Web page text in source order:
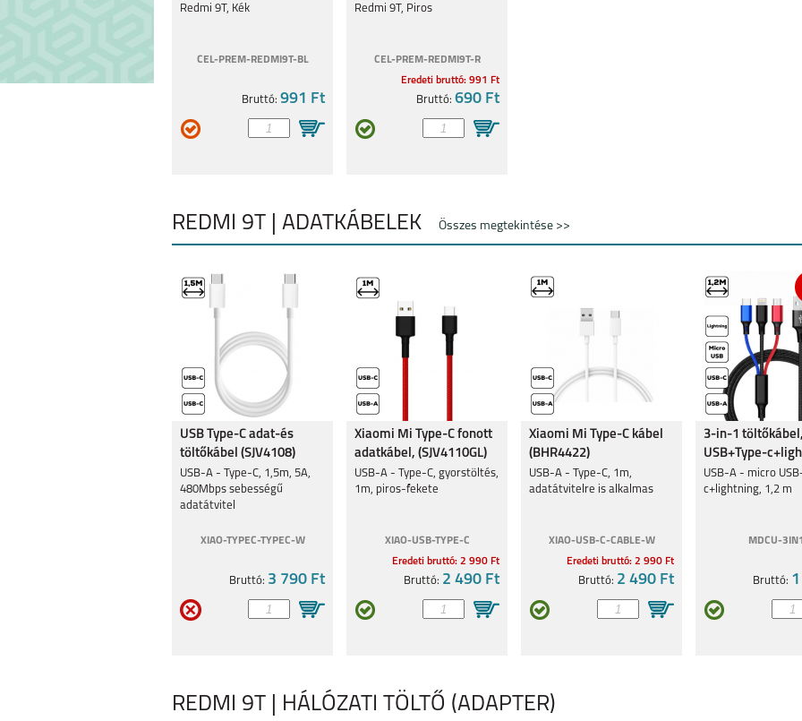
XIAOMI REDMI NOTE
14 PRO 5G
XIAOMI REDMI NOTE
14 5G
XIAOMI REDMI NOTE
14 4G
13 PRO+
13 PRO 4G
XIAOMI REDMI 12
4G/5G
XIAOMI POCO X5 PRO
XIAOMI REDMI NOTE
XIAOMI POCO X5 5G
12 PRO 5G
XIAOMI 12T PRO
Redmi 9T, Kék
CEL-PREM-REDMI9T-BL
Bruttó: 991 Ft
Redmi 9T, Piros
CEL-PREM-REDMI9T-R
Eredeti bruttó: 991 Ft
Bruttó: 690 Ft
REDMI 9T | ADATKÁBELEK Összes megtekintése >>
USB Type-C adat-és
töltőkábel (SJV4108)
USB-A - Type-C, 1,5m, 5A,
480Mbps sebességű
adatátvitel
XIAO-TYPEC-TYPEC-W
Bruttó: 3 790 Ft
Xiaomi Mi Type-C fonott
adatkábel, (SJV4110GL)
USB-A - Type-C, gyorstöltés,
1m, piros-fekete
XIAO-USB-TYPE-C
Eredeti bruttó: 2 990 Ft
Bruttó: 2 490 Ft
Xiaomi Mi Type-C kábel
(BHR4422)
USB-A - Type-C, 1m,
adatátvitelre is alkalmas
XIAO-USB-C-CABLE-W
Eredeti bruttó: 2 990 Ft
Bruttó: 2 490 Ft
3-in-1
USB+Type-
USB-A - micro
c+lightning, 1,2 m
MDCU-
Bruttó:
REDMI 9T | HÁLÓZATI TÖLTŐ (ADAPTER)